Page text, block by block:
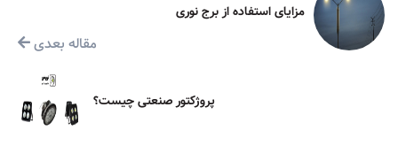
مزایای استفاده از برج نوری
مقاله بعدی
پروژکتور صنعتی چیست؟